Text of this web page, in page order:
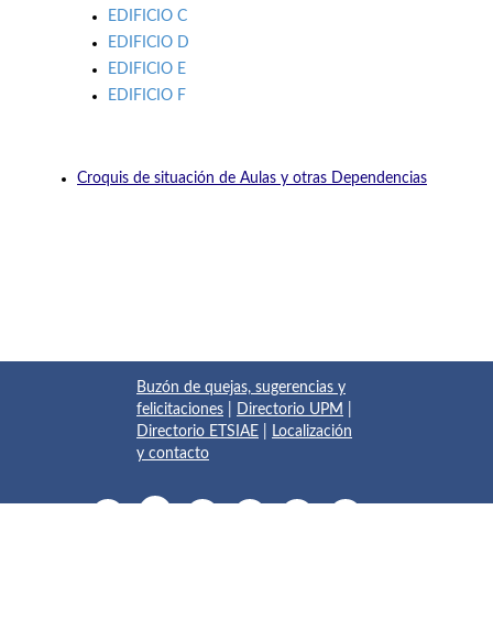
EDIFICIO C
EDIFICIO D
EDIFICIO E
EDIFICIO F
Croquis de situación de Aulas y otras Dependencias
Buzón de quejas, sugerencias y
felicitaciones
Directorio UPM
Directorio ETSIAE
Localización
y contacto